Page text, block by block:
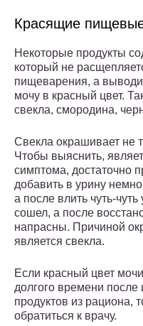
Красящие
Некоторые продукты
который не
пищеварения, а
мочу в красный цвет.
свекла, смородина,
Свекла окрашивает не
Чтобы выяснить,
симптома, достаточно
добавить в урину
а после влить чуть-
сошел, а после
напрасны. Причиной
является свекла.
Если красный цвет
долгого времени
продуктов из рациона,
обратиться к врачу.